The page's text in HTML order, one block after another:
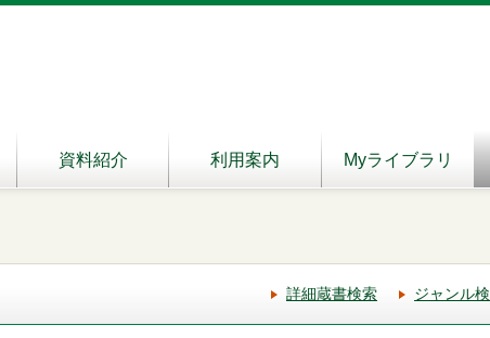
資料紹介 利用案内 Myライブラリ
詳細蔵書検索 ジャンル